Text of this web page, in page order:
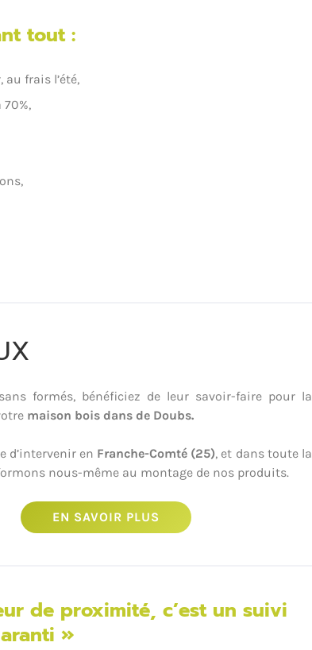
tout :
frais l’été,
formés, bénéficiez de leur savoir-faire pour la
maison bois dans de Doubs.
d’intervenir en Franche-Comté (25), et dans toute la
nous-même au montage de nos produits.
EN SAVOIR PLUS
de proximité, c’est un suivi
»